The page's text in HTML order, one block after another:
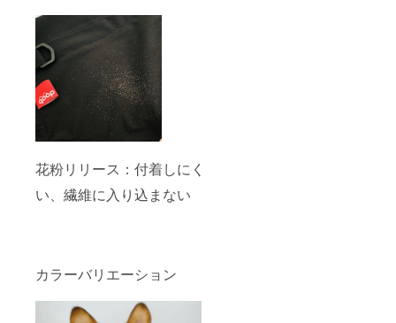
花粉リリース：付着しにく
い、繊維に入り込まない
カラーバリエーション